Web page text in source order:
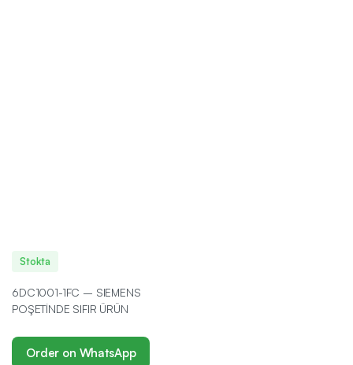
Stokta
6DC1001-1FC – SIEMENS
POŞETİNDE SIFIR ÜRÜN
Order on WhatsApp